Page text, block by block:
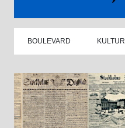
BOULEVARD KULTUR